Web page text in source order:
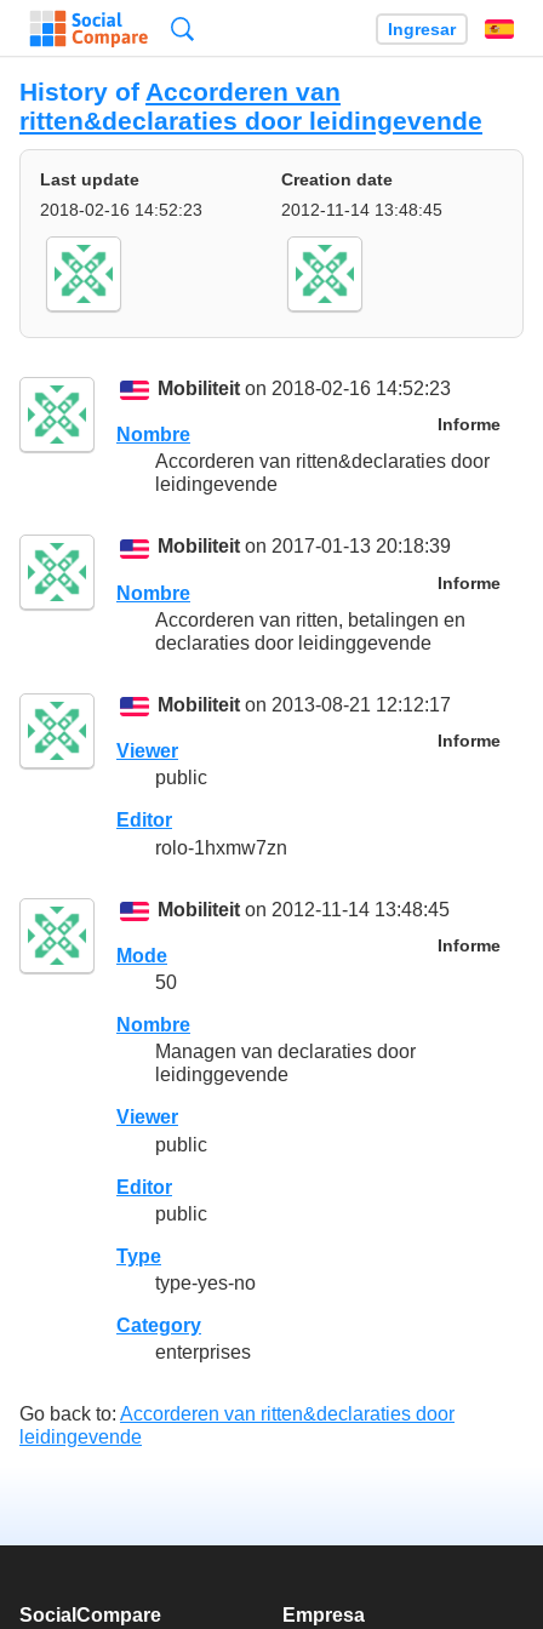
Ingresar
History of Accorderen van
ritten&declaraties door leidingevende
Last update
2018-02-16 14:52:23
Creation date
2012-11-14 13:48:45
Mobiliteit on 2018-02-16 14:52:23
Informe
Nombre
Accorderen van ritten&declaraties door
leidingevende
Mobiliteit on 2017-01-13 20:18:39
Informe
Nombre
Accorderen van ritten, betalingen en
declaraties door leidinggevende
Mobiliteit on 2013-08-21 12:12:17
Informe
Viewer
public
Editor
rolo-1hxmw7zn
Mobiliteit on 2012-11-14 13:48:45
Informe
Mode
50
Nombre
Managen van declaraties door
leidinggevende
Viewer
public
Editor
public
Type
type-yes-no
Category
enterprises
Go back to: Accorderen van ritten&declaraties door
leidingevende
SocialCompare Empresa